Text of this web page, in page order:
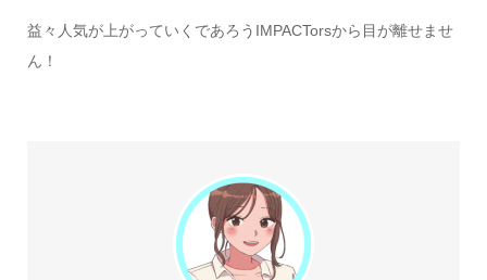
益々人気が上がっていくであろうIMPACTorsから目が離せませ
ん！